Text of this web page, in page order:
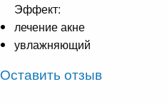
Эффект:
лечение акне
увлажняющий
Оставить отзыв